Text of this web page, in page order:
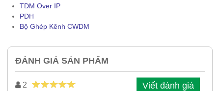
TDM Over IP
PDH
Bộ Ghép Kênh CWDM
ĐÁNH GIÁ SẢN PHẨM
2 Viết đánh giá